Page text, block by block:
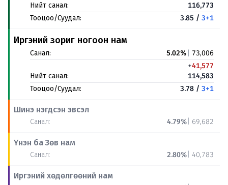
Нийт санал:
116,773
Тооцоо/Суудал:
3.85 / 3+1
Иргэний зориг ногоон нам
Санал: 5.02% 73,006
Нийт санал:
+41,577
114,583
Тооцоо/Суудал:
3.78 / 3+1
Шинэ нэгдсэн эвсэл
Санал: 4.79% 69,682
Үнэн ба Зөв нам
Санал: 2.80% 40,783
Иргэний хөдөлгөөний нам